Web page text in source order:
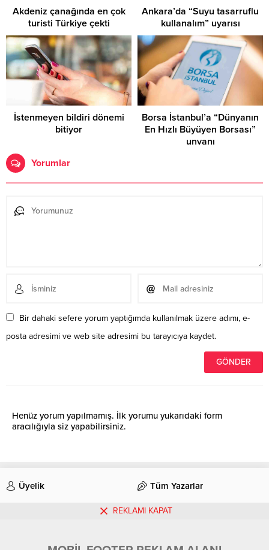
Akdeniz çanağında en çok
turisti Türkiye çekti
Ankara’da “Suyu tasarruflu
kullanalım” uyarısı
İstenmeyen bildiri dönemi
bitiyor
Borsa İstanbul’a “Dünyanın
En Hızlı Büyüyen Borsası”
unvanı
Yorumlar
Bir dahaki sefere yorum yaptığımda kullanılmak üzere adımı, e-
posta adresimi ve web site adresimi bu tarayıcıya kaydet.
Henüz yorum yapılmamış. İlk yorumu yukarıdaki form
aracılığıyla siz yapabilirsiniz.
Üyelik Tüm Yazarlar
REKLAMI KAPAT